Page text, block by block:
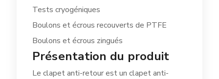
Tests cryogéniques
Boulons et écrous recouverts de PTFE
Boulons et écrous zingués
Présentation du produit
Le clapet anti-retour est un clapet anti-